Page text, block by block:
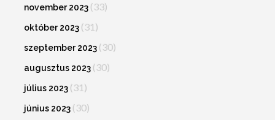
november 2023 (33)
október 2023 (31)
szeptember 2023 (30)
augusztus 2023 (30)
július 2023 (31)
június 2023 (30)